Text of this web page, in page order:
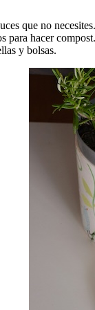
que no necesites.
para hacer compost.
y bolsas.